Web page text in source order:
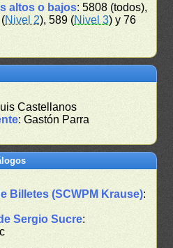
altos o bajos: 5808 (todos),
Nivel 2), 589 (Nivel 3) y 76
Castellanos
: Gastón Parra
Billetes (SCWPM Krause):
Sergio Sucre: